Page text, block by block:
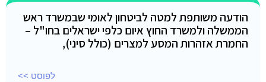
הודעה משותפת למטה לביטחון לאומי שבמשרד ראש
הממשלה ולמשרד החוץ איום כלפי ישראלים בחו"ל –
החמרת אזהרות המסע למצרים (כולל סיני),
לפוסט >>